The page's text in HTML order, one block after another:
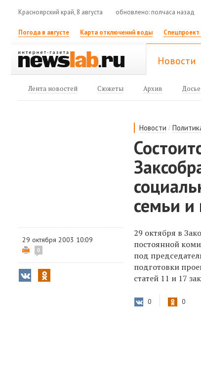
Красноярский край, 8 августа обновлено: полчаса назад
Погода в августе Карта отключений воды Спецпроект
Новости
Лента новостей Сюжеты Архив Досье
Новости /
семьи
29 октября 2003 10:09
0
29 октября в
постоянной
под
подготовки
статей 11 и 17
0 0